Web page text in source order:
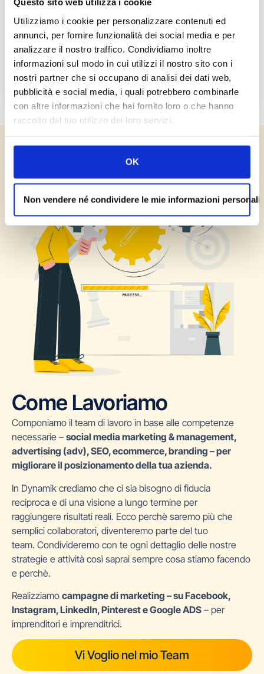
Utilizziamo i cookie per personalizzare contenuti ed
annunci, per fornire funzionalità dei social media e per
analizzare il nostro traffico. Condividiamo inoltre
informazioni sul modo in cui utilizzi il nostro sito con i
nostri partner che si occupano di analisi dei dati web,
pubblicità e social media, i quali potrebbero combinarle
con altre informazioni che hai fornito loro o che hanno
raccolto dal tuo utilizzo dei loro servizi.
OK
Non vendere né condividere le mie informazioni personali
Aziende di Fotovoltaico
Come Lavoriamo
Componiamo il team di lavoro in base alle competenze
necessarie – social media marketing & management,
advertising (adv), SEO, ecommerce, branding – per
migliorare il posizionamento della tua azienda.
In Dynamik crediamo che ci sia bisogno di fiducia
reciproca e di una visione a lungo termine per
raggiungere risultati reali. Ecco perchè saremo più che
semplici collaboratori, diventeremo parte del tuo
team. Condivideremo con te ogni dettaglio delle nostre
strategie e attività così saprai sempre cosa stiamo facendo
e perchè.
Realizziamo campagne di marketing – su Facebook,
Instagram, LinkedIn, Pinterest e Google ADS – per
imprenditori e imprenditrici.
Vi Voglio nel mio Team